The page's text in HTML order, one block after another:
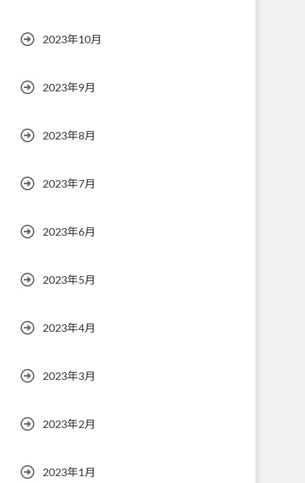
2023年10月
2023年9月
2023年8月
2023年7月
2023年6月
2023年5月
2023年4月
2023年3月
2023年2月
2023年1月